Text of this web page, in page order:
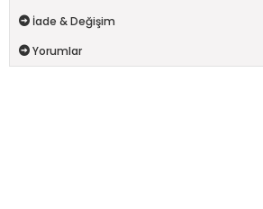
İade & Değişim
Yorumlar